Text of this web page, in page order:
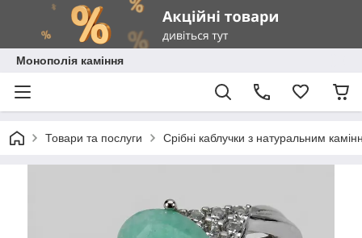
Монополія каміння
Товари та послуги Срібні каблучки з натуральним